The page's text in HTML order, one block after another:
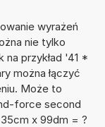
wyrażeń
nie tylko
przykład '41 *
można łączyć
Może to
force second
x 99dm = ?